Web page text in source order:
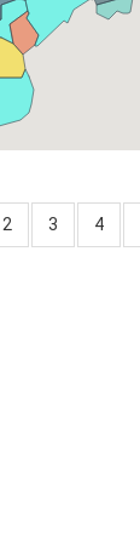
2 3 4